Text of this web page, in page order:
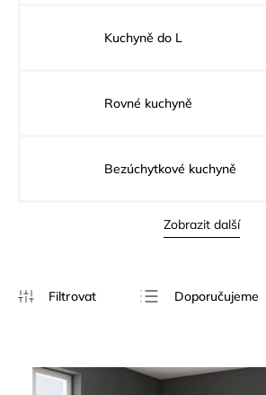
Kuchyně do L
Rovné kuchyně
Bezúchytkové kuchyně
Zobrazit další
Doporučujeme
Nejprodávanější